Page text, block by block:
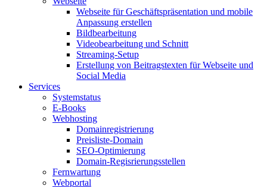
Webseite für Geschäftspräsentation und mobile
Anpassung erstellen
Bildbearbeitung
Videobearbeitung und Schnitt
Streaming-Setup
Erstellung von Beitragstexten für Webseite und
Social Media
Services
Systemstatus
E-Books
Webhosting
Domainregistrierung
Preisliste-Domain
SEO-Optimierung
Domain-Regisrierungsstellen
Fernwartung
Webportal